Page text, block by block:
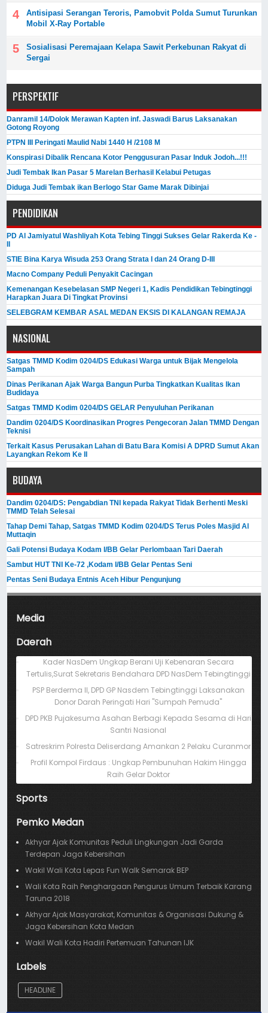
Antisipasi Serangan Teroris, Pamobvit Polda Sumut Turunkan
Mobil X-Ray Portable
Sosialisasi Peremajaan Kelapa Sawit Perkebunan Rakyat di
Sergai
PERSPEKTIF
Danramil 14/Dolok Merawan Kapten inf. Jaswadi Barus Laksanakan
Gotong Royong
PTPN III Peringati Maulid Nabi 1440 H /2108 M
Konspirasi Dibalik Rencana Kotor Penggusuran Pasar Induk Jodoh...!!!
Judi Tembak Ikan Pasar 5 Marelan Berhasil Kelabui Petugas
Diduga Judi Tembak ikan Berlogo Star Game Marak Dibinjai
PENDIDIKAN
PD Al Jamiyatul Washliyah Kota Tebing Tinggi Sukses Gelar Rakerda Ke -
STIE Bina Karya Wisuda 253 Orang Strata I dan 24 Orang D-III
Macno Company Peduli Penyakit Cacingan
Kemenangan Kesebelasan SMP Negeri 1, Kadis Pendidikan Tebingtinggi
Harapkan Juara Di Tingkat Provinsi
SELEBGRAM KEMBAR ASAL MEDAN EKSIS DI KALANGAN REMAJA
NASIONAL
Satgas TMMD Kodim 0204/DS Edukasi Warga untuk Bijak Mengelola
Sampah
Dinas Perikanan Ajak Warga Bangun Purba Tingkatkan Kualitas Ikan
Budidaya
Satgas TMMD Kodim 0204/DS GELAR Penyuluhan Perikanan
Dandim 0204/DS Koordinasikan Progres Pengecoran Jalan TMMD Dengan
Teknisi
Terkait Kasus Perusakan Lahan di Batu Bara Komisi A DPRD Sumut Akan
Layangkan Rekom Ke II
BUDAYA
Dandim 0204/DS: Pengabdian TNI kepada Rakyat Tidak Berhenti Meski ​
TMMD Telah Selesai
Tahap Demi Tahap, Satgas TMMD Kodim 0204/DS Terus Poles Masjid Al
Muttaqin
Gali Potensi Budaya Kodam I/BB Gelar Perlombaan Tari Daerah
Sambut HUT TNI Ke-72 ,Kodam I/BB Gelar Pentas Seni
Pentas Seni Budaya Entnis Aceh Hibur Pengunjung
Media
Daerah
Kader NasDem Ungkap Berani Uji Kebenaran Secara
Tertulis,Surat Sekretaris Bendahara DPD NasDem Tebingtinggi
PSP Berderma II, DPD GP Nasdem Tebingtinggi Laksanakan
Donor Darah Peringati Hari "Sumpah Pemuda"
DPD PKB Pujakesuma Asahan Berbagi Kepada Sesama di Hari
Santri Nasional
Satreskrim Polresta Deliserdang Amankan 2 Pelaku Curanmor
Profil Kompol Firdaus : Ungkap Pembunuhan Hakim Hingga
Raih Gelar Doktor
Sports
Pemko Medan
Akhyar Ajak Komunitas Peduli Lingkungan Jadi Garda
Terdepan Jaga Kebersihan
Wakil Wali Kota Lepas Fun Walk Semarak BEP
Wali Kota Raih Penghargaan Pengurus Umum Terbaik Karang
Taruna 2018
Akhyar Ajak Masyarakat, Komunitas & Organisasi Dukung &
Jaga Kebersihan Kota Medan
Wakil Wali Kota Hadiri Pertemuan Tahunan IJK
Labels
HEADLINE